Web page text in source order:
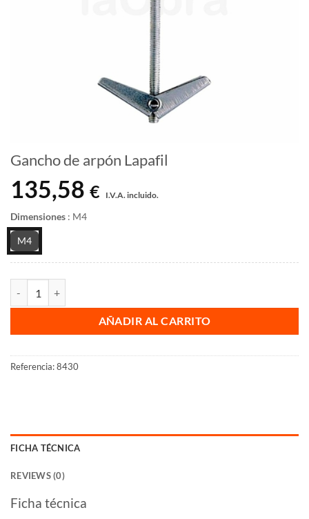
Gancho de arpón Lapafil
135,58 € I.V.A. incluido.
Dimensiones : M4
M4
AÑADIR AL CARRITO
Referencia:8430
FICHA TÉCNICA
REVIEWS (0)
Ficha técnica